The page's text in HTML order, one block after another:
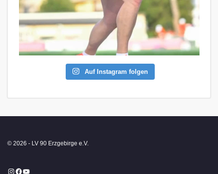
Auf Instagram folgen
© 2026 - LV 90 Erzgebirge e.V.